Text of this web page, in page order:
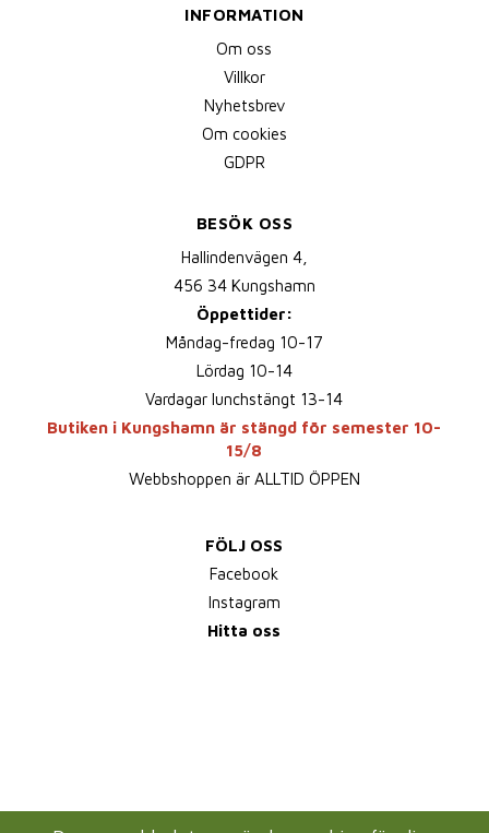
INFORMATION
Om oss
Villkor
Nyhetsbrev
Om cookies
GDPR
BESÖK OSS
Hallindenvägen 4,
456 34 Kungshamn
Öppettider:
Måndag-fredag 10-17
Lördag 10-14
Vardagar lunchstängt 13-14
Butiken i Kungshamn är stängd för semester 10-
15/8
Webbshoppen är ALLTID ÖPPEN
FÖLJ OSS
Facebook
Instagram
Hitta oss